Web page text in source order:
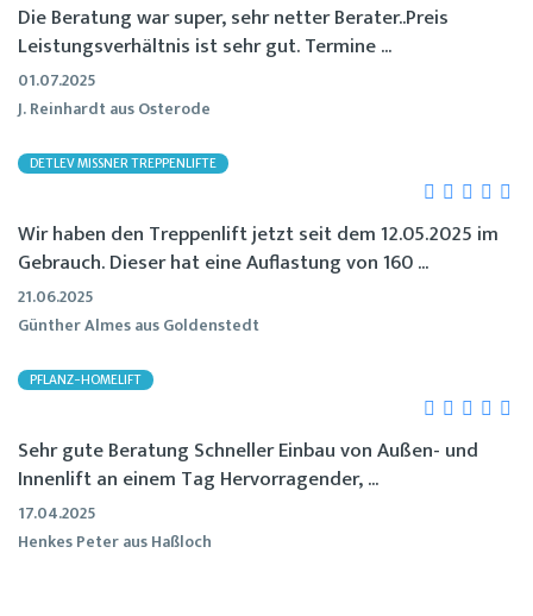
Die Beratung war super, sehr netter Berater..Preis
Leistungsverhältnis ist sehr gut. Termine ...
01.07.2025
J. Reinhardt aus Osterode
DETLEV MISSNER TREPPENLIFTE
Wir haben den Treppenlift jetzt seit dem 12.05.2025 im
Gebrauch. Dieser hat eine Auflastung von 160 ...
21.06.2025
Günther Almes aus Goldenstedt
PFLANZ-HOMELIFT
Sehr gute Beratung Schneller Einbau von Außen- und
Innenlift an einem Tag Hervorragender, ...
17.04.2025
Henkes Peter aus Haßloch